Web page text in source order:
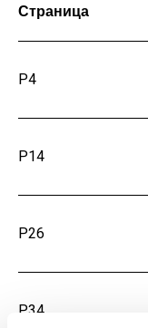
Страница
P4
P14
P26
P34